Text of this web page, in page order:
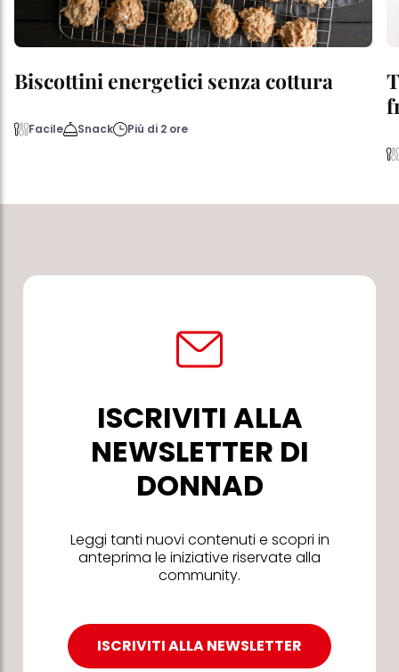
Biscottini energetici senza cottura
Facile Snack Più di 2 ore
ISCRIVITI ALLA
NEWSLETTER DI
DONNAD
Leggi tanti nuovi contenuti e scopri in
anteprima le iniziative riservate alla
community.
ISCRIVITI ALLA NEWSLETTER